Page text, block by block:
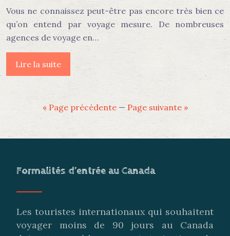
Vous ne connaissez peut-être pas encore très bien ce
qu’on entend par voyage mesure. De nombreuses
agences de voyage en…
Lire la suite
« Page précédente— Page suivante »
Formalités d’entrée au Canada
Les touristes internationaux qui souhaitent
voyager moins de 90 jours au Canada